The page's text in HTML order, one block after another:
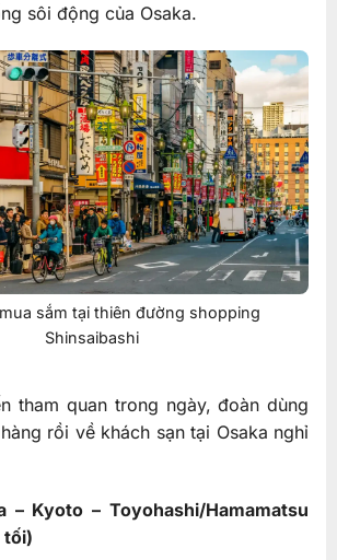
sôi động của Osaka.
sắm tại thiên đường shopping
Shinsaibashi
tham quan trong ngày, đoàn dùng
rồi về khách sạn tại Osaka nghỉ
– Kyoto – Toyohashi/Hamamatsu
tối)